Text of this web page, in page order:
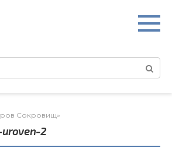
Сокровищ»
2